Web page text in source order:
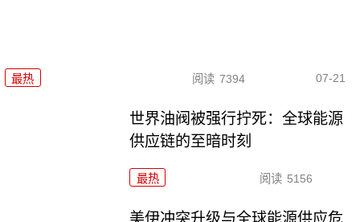
最热 阅读 7394 07-21
世界油阀被强行拧死：全球能源
供应链的至暗时刻
最热 阅读 5156
美伊冲突升级与全球能源供应危